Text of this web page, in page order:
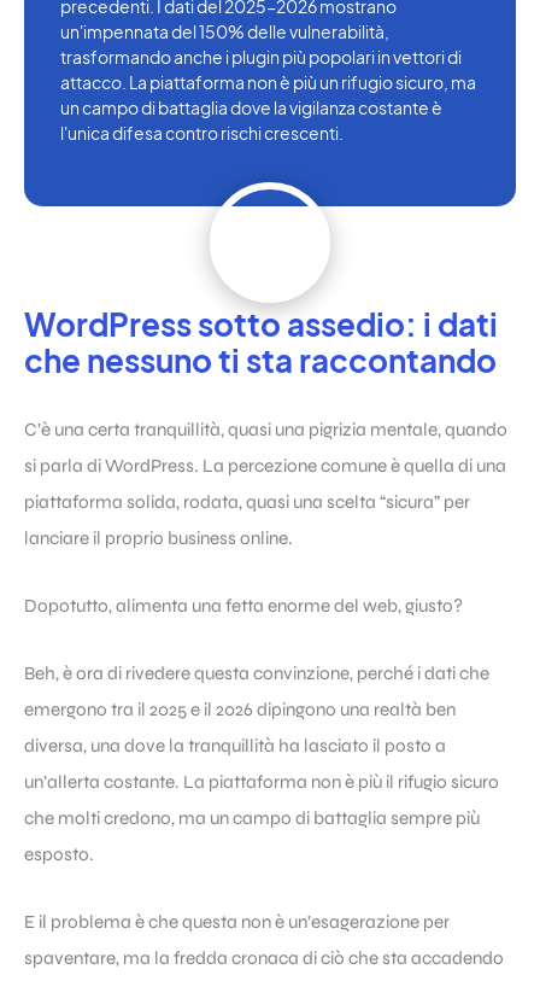
precedenti. I dati del 2025-2026 mostrano
un'impennata del 150% delle vulnerabilità,
trasformando anche i plugin più popolari in vettori di
attacco. La piattaforma non è più un rifugio sicuro, ma
un campo di battaglia dove la vigilanza costante è
l'unica difesa contro rischi crescenti.
WordPress sotto assedio: i dati
che nessuno ti sta raccontando
C’è una certa tranquillità, quasi una pigrizia mentale, quando
si parla di WordPress. La percezione comune è quella di una
piattaforma solida, rodata, quasi una scelta “sicura” per
lanciare il proprio business online.
Dopotutto, alimenta una fetta enorme del web, giusto?
Beh, è ora di rivedere questa convinzione, perché i dati che
emergono tra il 2025 e il 2026 dipingono una realtà ben
diversa, una dove la tranquillità ha lasciato il posto a
un’allerta costante. La piattaforma non è più il rifugio sicuro
che molti credono, ma un campo di battaglia sempre più
esposto.
E il problema è che questa non è un’esagerazione per
spaventare, ma la fredda cronaca di ciò che sta accadendo